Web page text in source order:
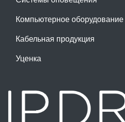
Компьютерное оборудование
Кабельная продукция
Уценка